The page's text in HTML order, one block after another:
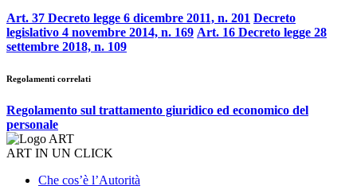
Art. 37 Decreto legge 6 dicembre 2011, n. 201 Decreto
legislativo 4 novembre 2014, n. 169 Art. 16 Decreto legge 28
settembre 2018, n. 109
Regolamenti correlati
Regolamento sul trattamento giuridico ed economico del
personale
ART IN UN CLICK
Che cos’è l’Autorità